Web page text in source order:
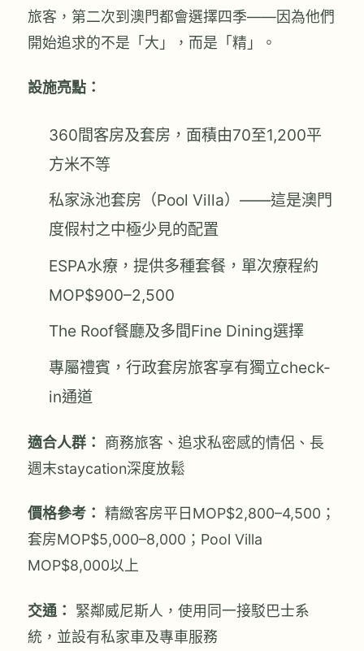
旅客，第二次到澳門都會選擇四季——因為他們
開始追求的不是「大」，而是「精」。
設施亮點：
360間客房及套房，面積由70至1,200平
方米不等
私家泳池套房（Pool Villa）——這是澳門
度假村之中極少見的配置
ESPA水療，提供多種套餐，單次療程約
MOP$900–2,500
The Roof餐廳及多間Fine Dining選擇
專屬禮賓，行政套房旅客享有獨立check-
in通道
適合人群：
商務旅客、追求私密感的情侶、長
週末staycation深度放鬆
價格參考： 精緻客房平日MOP$2,800–4,500；
套房MOP$5,000–8,000；Pool Villa
MOP$8,000以上
交通：
緊鄰威尼斯人，使用同一接駁巴士系
統，並設有私家車及專車服務